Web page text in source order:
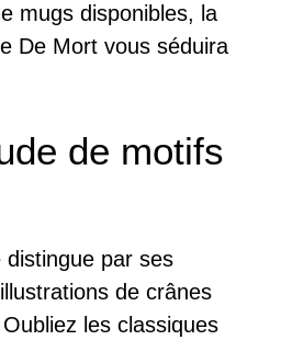
mugs disponibles, la
De Mort vous séduira
de motifs
distingue par ses
de crânes
les classiques